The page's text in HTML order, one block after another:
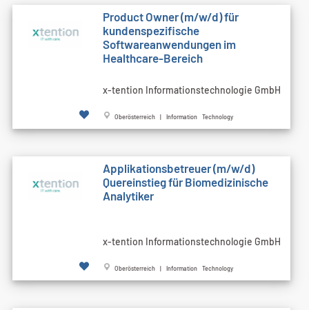
Product Owner (m/w/d) für
kundenspezifische
Softwareanwendungen im
Healthcare-Bereich
x-tention Informationstechnologie GmbH
Oberösterreich | Information Technology
Applikationsbetreuer (m/w/d)
Quereinstieg für Biomedizinische
Analytiker
x-tention Informationstechnologie GmbH
Oberösterreich | Information Technology